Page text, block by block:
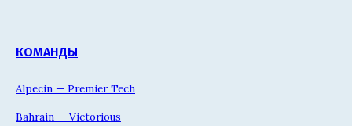
КОМАНДЫ
Alpecin — Premier Tech
Bahrain — Victorious